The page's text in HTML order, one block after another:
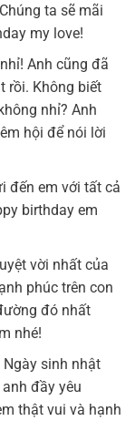
ta sẽ mãi
my love!
Anh cũng đã
rồi. Không biết
nhỉ? Anh
hội để nói lời
đến em với tất cả
birthday em
vời nhất của
phúc trên con
đó nhất
nhé!
Ngày sinh nhật
đầy yêu
thật vui và hạnh